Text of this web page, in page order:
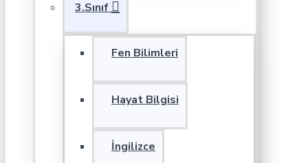
3.Sınıf
Fen Bilimleri
Hayat Bilgisi
İngilizce